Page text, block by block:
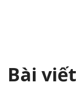
Bài viết